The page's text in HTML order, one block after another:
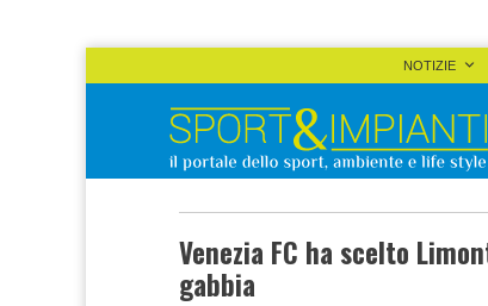
NOTIZIE
Sport&Impianti
Venezia FC ha scelto
gabbia